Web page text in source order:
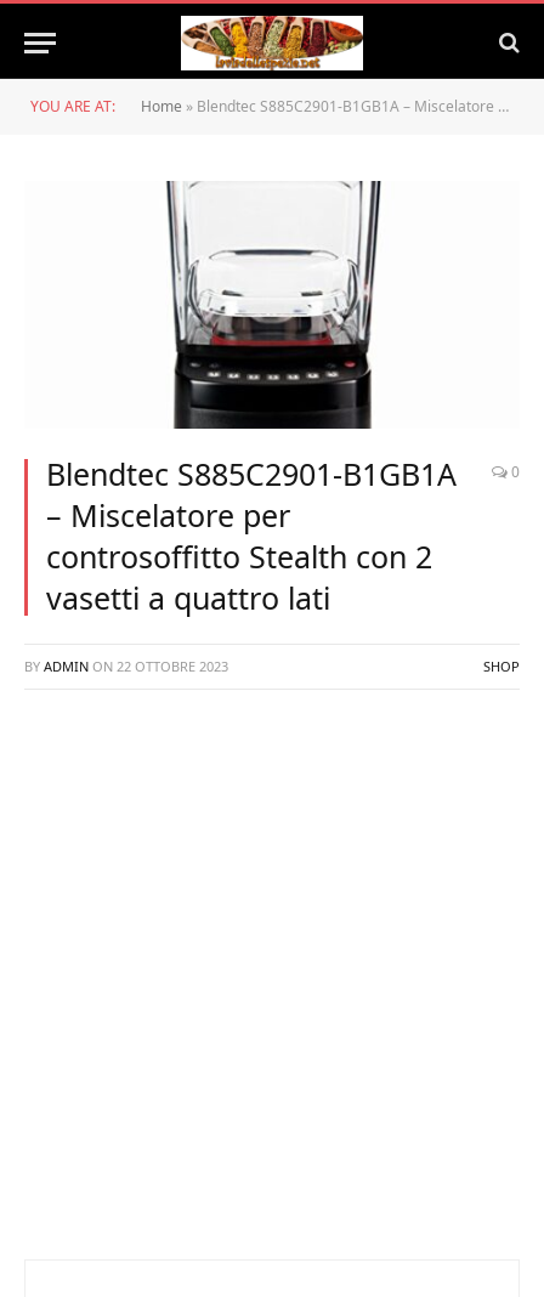
YOU ARE AT: Home » Blendtec S885C2901-B1GB1A – Miscelatore per controsoffitto Stealth con 2 vasetti a quattro lati
Blendtec S885C2901-B1GB1A
– Miscelatore per
controsoffitto Stealth con 2
vasetti a quattro lati
0
BY ADMIN ON 22 OTTOBRE 2023 SHOP